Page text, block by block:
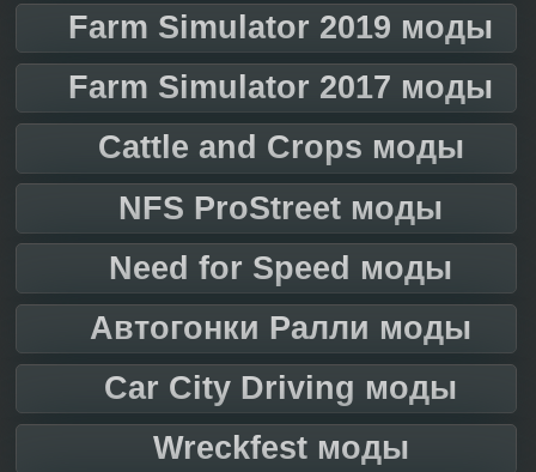
Farm Simulator 2019 моды
Farm Simulator 2017 моды
Cattle and Crops моды
NFS ProStreet моды
Need for Speed моды
Автогонки Ралли моды
Car City Driving моды
Wreckfest моды